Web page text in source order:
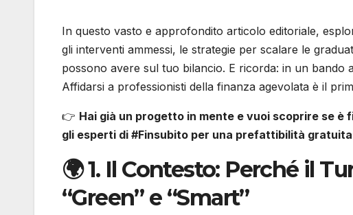
In questo vasto e approfondito articolo editoriale,
gli interventi ammessi, le strategie per scalare le
possono avere sul tuo bilancio. E ricorda: in un bando
Affidarsi a professionisti della finanza agevolata è il
👉 Hai già un progetto in mente e vuoi scoprire se
gli esperti di #Finsubito per una prefattibilità
🌍 1. Il Contesto: Perché il
“Green” e “Smart”